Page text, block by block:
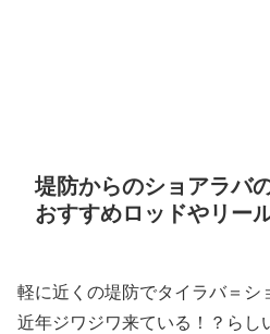
堤防からのショアラバ
おすすめロッドやリー
軽に近くの堤防でタイラバ＝シ
近年ジワジワ来ている！？らし